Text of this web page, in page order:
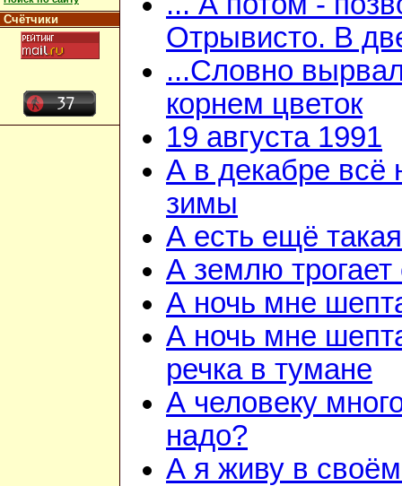
Счётчики
Отрывисто. В
...Словно
корнем цветок
19 августа 1991
А в декабре всё
зимы
А есть ещё
А землю трогает
А ночь мне
А ночь мне
речка в тумане
А человеку
надо?
А я живу в своём